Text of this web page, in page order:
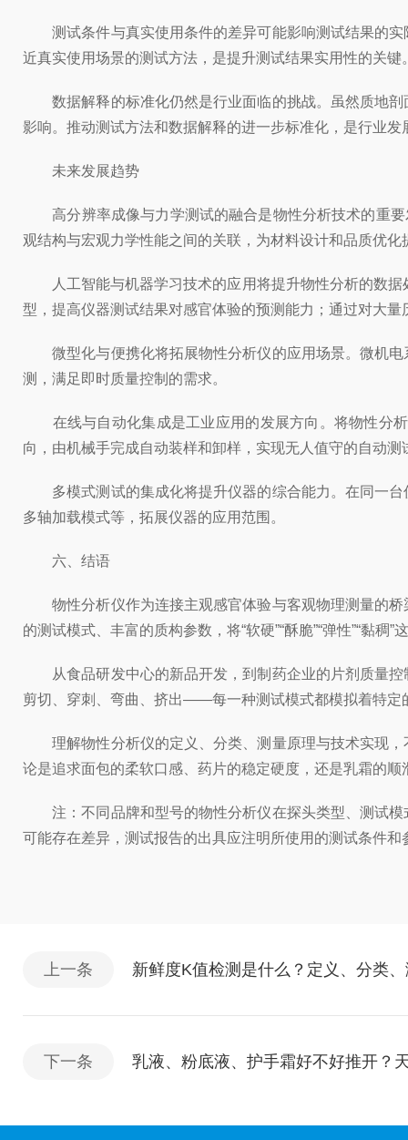
测试条件与真实使用条件的差异可能影响测试结果的实
近真实使用场景的测试方法，是提升测试结果实用性的关键
数据解释的标准化仍然是行业面临的挑战。虽然质地剖
影响。推动测试方法和数据解释的进一步标准化，是行业发
未来发展趋势
高分辨率成像与力学测试的融合是物性分析技术的重要
观结构与宏观力学性能之间的关联，为材料设计和品质优化
人工智能与机器学习技术的应用将提升物性分析的数据
型，提高仪器测试结果对感官体验的预测能力；通过对大
微型化与便携化将拓展物性分析仪的应用场景。微机电
测，满足即时质量控制的需求。
在线与自动化集成是工业应用的发展方向。将物性分析
向，由机械手完成自动装样和卸样，实现无人值守的自动测
多模式测试的集成化将提升仪器的综合能力。在同一台
多轴加载模式等，拓展仪器的应用范围。
六、结语
物性分析仪作为连接主观感官体验与客观物理测量的桥
的测试模式、丰富的质构参数，将“软硬”“酥脆”“弹性”“黏
从食品研发中心的新品开发，到制药企业的片剂质量控
剪切、穿刺、弯曲、挤出——每一种测试模式都模拟着特
理解物性分析仪的定义、分类、测量原理与技术实现，
论是追求面包的柔软口感、药片的稳定硬度，还是乳霜的
注：不同品牌和型号的物性分析仪在探头类型、测试模
可能存在差异，测试报告的出具应注明所使用的测试条件和
上一条 新鲜度K值检测是什么？定义、分类
下一条 乳液、粉底液、护手霜好不好推开？